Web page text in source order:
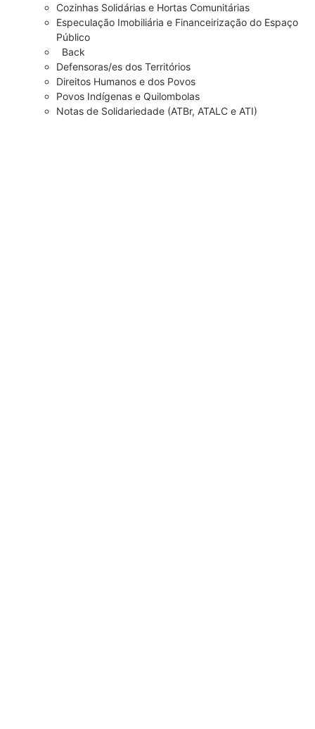
Cozinhas Solidárias e Hortas Comunitárias
Especulação Imobiliária e Financeirização do Espaço
Público
Back
Defensoras/es dos Territórios
Direitos Humanos e dos Povos
Povos Indígenas e Quilombolas
Notas de Solidariedade (ATBr, ATALC e ATI)